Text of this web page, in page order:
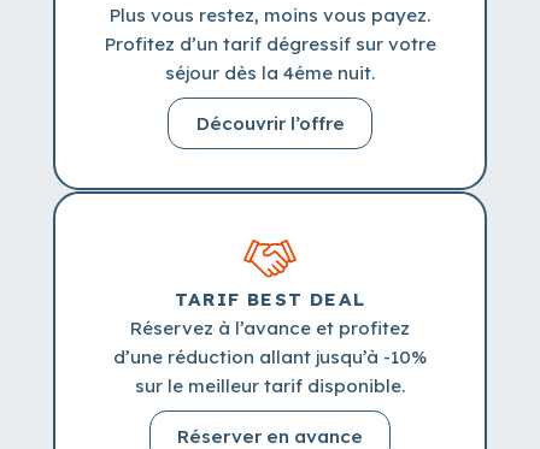
Plus vous restez, moins vous payez.
Profitez d’un tarif dégressif sur votre
séjour dès la 4éme nuit.
Découvrir l’offre
TARIF BEST DEAL
Réservez à l’avance et profitez
d’une réduction allant jusqu’à -10%
sur le meilleur tarif disponible.
Réserver en avance